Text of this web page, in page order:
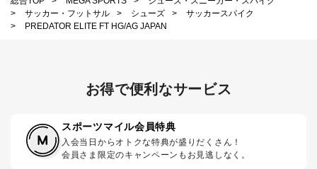
>
サッカー・フットサル > シューズ >
サッカースパイク
>
PREDATOR ELITE FT HG/AG JAPAN
お得で便利なサービス
スポーツマイル会員特典
入会当日からオトクな特典が盛りだくさん！
会員さま限定のキャンペーンもお見逃しなく。